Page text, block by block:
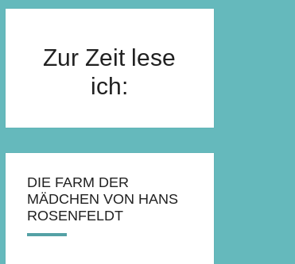
Zur Zeit lese
ich:
DIE FARM DER
MÄDCHEN VON HANS
ROSENFELDT